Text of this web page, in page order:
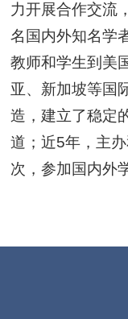
力开展合作交流
名国内外知名学
教师和学生到美
亚、新加坡等国
造，建立了稳定
道；近5年，主
次，参加国内外